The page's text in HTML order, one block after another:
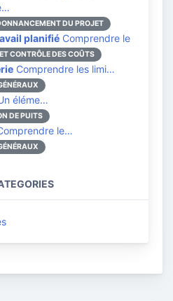
DU PROJET
planifié Comprendre le
CONTRÔLE DES COÛTS
Comprendre les limi…
éléme…
DE PUITS
le…